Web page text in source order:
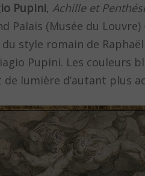
Pupini, Achille et
Palais (Musée du
du style romain de
Pupini. Les
lumière d’autant plus